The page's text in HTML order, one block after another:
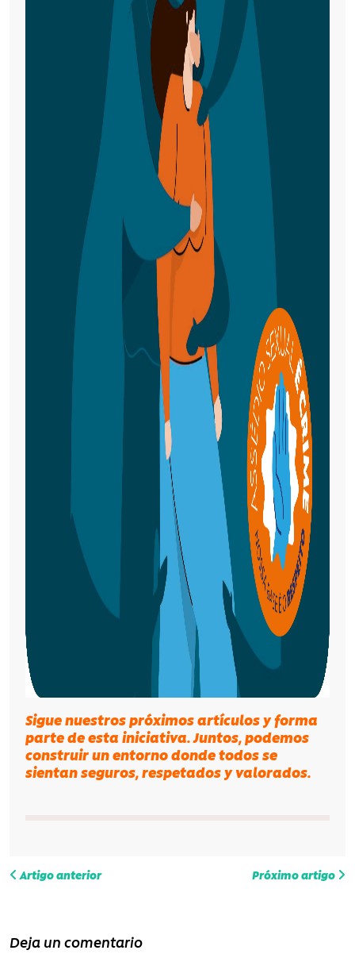
Sigue nuestros próximos artículos y forma
parte de esta iniciativa. Juntos, podemos
construir un entorno donde todos se
sientan seguros, respetados y valorados.
N
v
Artigo anterior Próximo artigo
Deja un comentario